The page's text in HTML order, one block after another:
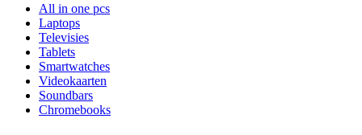
All in one pcs
Laptops
Televisies
Tablets
Smartwatches
Videokaarten
Soundbars
Chromebooks